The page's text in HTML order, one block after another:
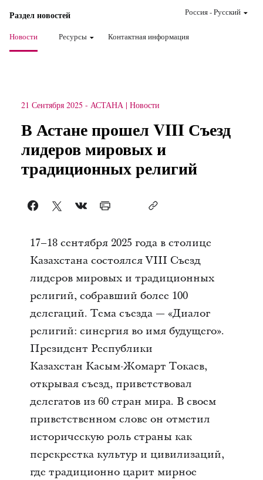
Раздел новостей
Новости Ресурсы Контактная информация
Россия-Pусский
21 Сентября 2025 - АСТАНА Новости
В Астане прошел VIII Съезд
лидеров мировых и
традиционных религий
17–18 сентября 2025 года в столице
Казахстана состоялся VIII Съезд
лидеров мировых и традиционных
религий, собравший более 100
делегаций. Тема съезда — «Диалог
религий: синергия во имя будущего».
Президент Республики
Казахстан Касым-Жомарт Токаев,
открывая съезд, приветствовал
делегатов из 60 стран мира. В своем
приветственном слове он отметил
историческую роль страны как
перекрестка культур и цивилизаций,
где традиционно царит мирное